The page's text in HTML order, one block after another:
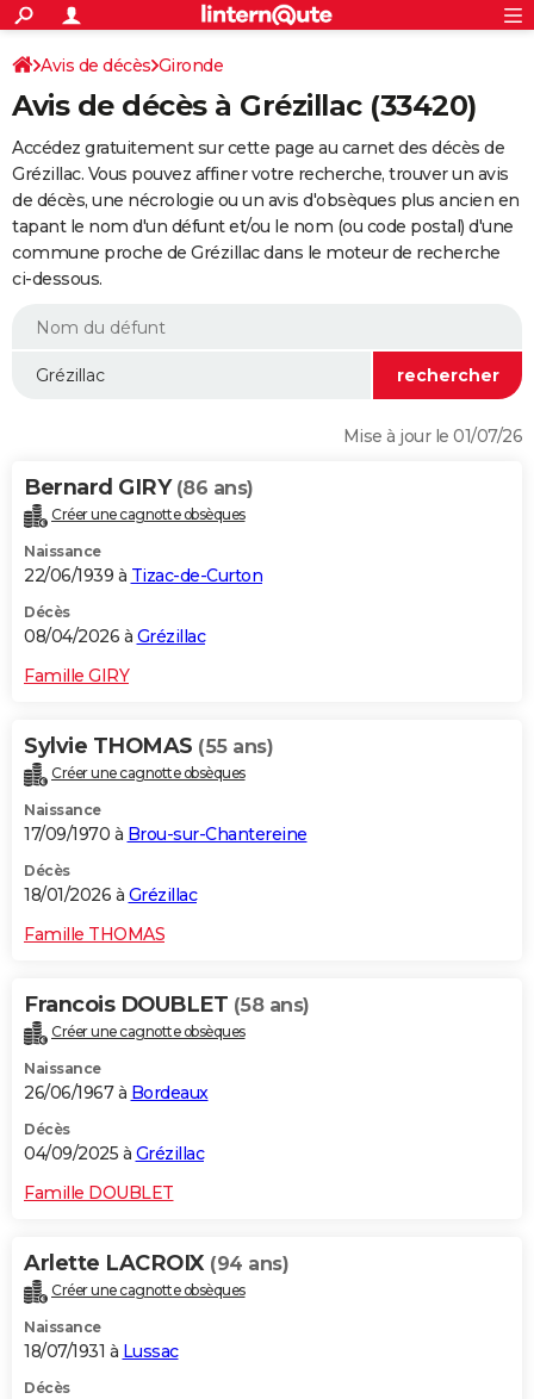
ACTUALITÉS
Politique
Société
Faits Divers
Education
Monde
Villes
+
SPORT
Coupe du monde 2026
Football
Tennis
Cyclisme
Rugby
Forum
Programme TV
TNT
Streaming
Cinéma
Sorties cinéma
Musique
+
FINANCE
Retraite
Epargne
Immobilier
Risques naturels par ville
Assurance
AUTO
Essais
Réserver un essai
Citadines
Berlines
SUV
Forum auto
+HIGH-TECH
BRICOLAGE
WEEK-END
Alimentation
Guide de la santé
Maladies
Médicaments
Sommeil
VOYAGE
Destinations
City break
Voyage nature
Voyage de noces
Forum
Climat
+PHOTO
GUIDES D'ACHAT
Carte de Noël
Carte Bonne année
Carte Saint-Valentin
Carte Pâques
Carte d'anniversaire
DICTIONNAIRE
Dictionnaire
Biographies
Citations
Expressions
Proverbes
PROGRAMME TV
S'inscrire
Se connecter
Lycées
Collèges
Primaires
Universités
Entreprises
Service militaire
Avis de recherche
AVIS DE DÉCÈS
FORUM
Avis de décès Gironde
Avis de décès à Grézillac (33420)
Accédez gratuitement sur cette page au carnet des décès de
Grézillac. Vous pouvez affiner votre recherche, trouver un avis
de décès, une nécrologie ou un avis d'obsèques plus ancien en
tapant le nom d'un défunt et/ou le nom (ou code postal) d'une
commune proche de Grézillac dans le moteur de recherche
ci-dessous.
Mise à jour le 01/07/26
Bernard GIRY (86 ans)
Créer une cagnotte obsèques
Naissance
22/06/1939 à Tizac-de-Curton
Décès
08/04/2026 à Grézillac
Famille GIRY
Sylvie THOMAS (55 ans)
Créer une cagnotte obsèques
Naissance
17/09/1970 à Brou-sur-Chantereine
Décès
18/01/2026 à Grézillac
Famille THOMAS
Francois DOUBLET (58 ans)
Créer une cagnotte obsèques
Naissance
26/06/1967 à Bordeaux
Décès
04/09/2025 à Grézillac
Famille DOUBLET
Arlette LACROIX (94 ans)
Créer une cagnotte obsèques
Naissance
18/07/1931 à Lussac
Décès